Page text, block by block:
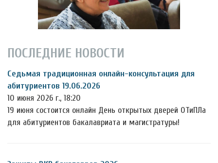
ПОСЛЕДНИЕ НОВОСТИ
Седьмая традиционная онлайн-консультация для
абитуриентов 19.06.2026
10 июня 2026 г., 18:20
19 июня состоится онлайн День открытых дверей ОТиПЛа
для абитуриентов бакалавриата и магистратуры!